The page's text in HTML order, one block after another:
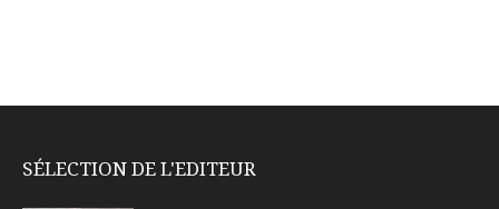
SÉLECTION DE L'EDITEUR